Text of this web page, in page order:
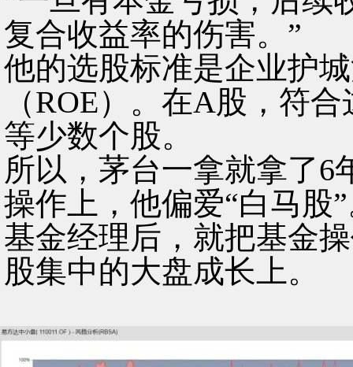
复合收益率的伤害。”
他的选股标准是企业护
（ROE）。在A股，符
等少数个股。
所以，茅台一拿就拿了6
操作上，他偏爱“白马股
基金经理后，就把基金
股集中的大盘成长上。